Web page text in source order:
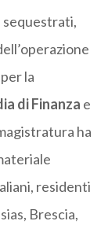
sequestrati,
la
di Finanza e
ha
residenti
Brescia,